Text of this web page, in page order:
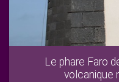
Le phare Faro
volcanique